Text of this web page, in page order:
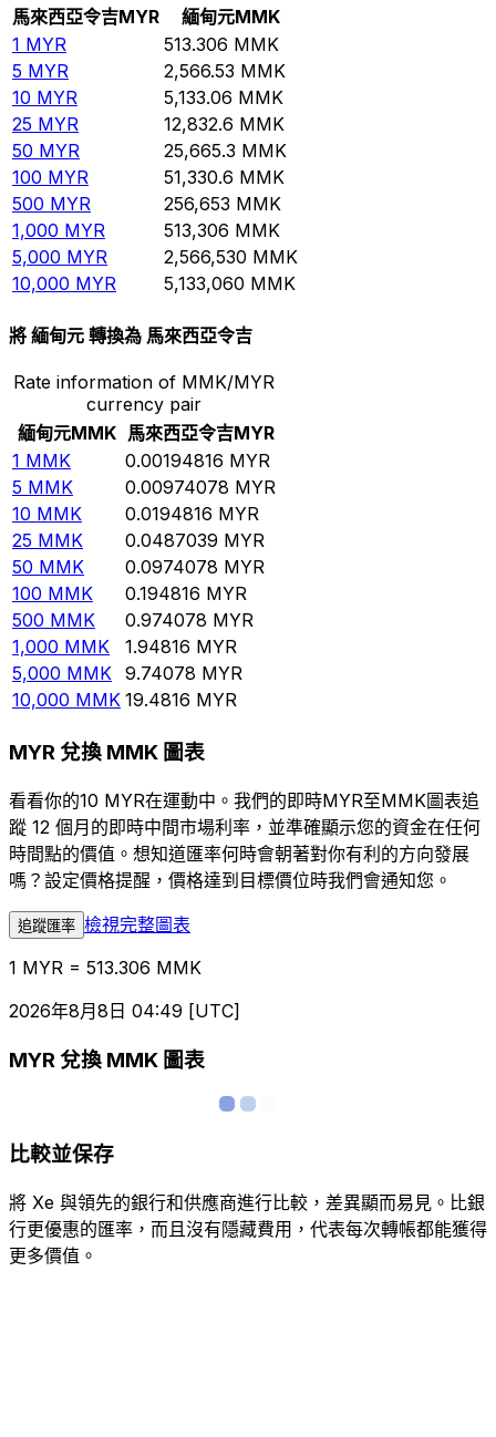
馬來西亞令吉MYR 緬甸元MMK
1 MYR 513.306 MMK
5 MYR 2,566.53 MMK
10 MYR 5,133.06 MMK
25 MYR 12,832.6 MMK
50 MYR 25,665.3 MMK
100 MYR 51,330.6 MMK
500 MYR 256,653 MMK
1,000 MYR 513,306 MMK
5,000 MYR 2,566,530 MMK
10,000 MYR 5,133,060 MMK
將 緬甸元 轉換為 馬來西亞令吉
Rate information of MMK/MYR
currency pair
緬甸元MMK 馬來西亞令吉MYR
1 MMK 0.00194816 MYR
5 MMK 0.00974078 MYR
10 MMK 0.0194816 MYR
25 MMK 0.0487039 MYR
50 MMK 0.0974078 MYR
100 MMK 0.194816 MYR
500 MMK 0.974078 MYR
1,000 MMK 1.94816 MYR
5,000 MMK 9.74078 MYR
10,000 MMK 19.4816 MYR
MYR 兌換 MMK 圖表
看看你的10 MYR在運動中。我們的即時MYR至MMK圖表追
蹤 12 個月的即時中間市場利率，並準確顯示您的資金在任何
時間點的價值。想知道匯率何時會朝著對你有利的方向發展
嗎？設定價格提醒，價格達到目標價位時我們會通知您。
追蹤匯率 檢視完整圖表
1 MYR = 513.306 MMK
2026年8月8日 04:49 [UTC]
MYR 兌換 MMK 圖表
比較並保存
將 Xe 與領先的銀行和供應商進行比較，差異顯而易見。比銀
行更優惠的匯率，而且沒有隱藏費用，代表每次轉帳都能獲得
更多價值。